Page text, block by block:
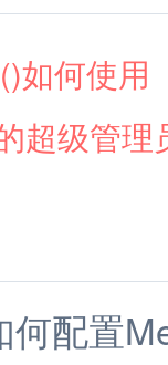
如何使用
超级管
何配置